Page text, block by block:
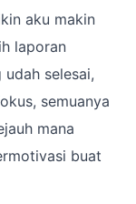
aku makin
laporan
selesai,
semuanya
mana
buat